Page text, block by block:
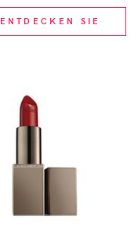
ENTDECKEN SIE